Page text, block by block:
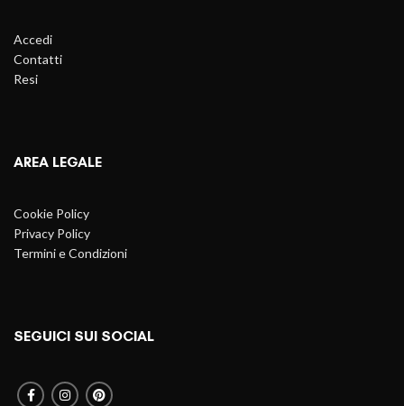
Accedi
Contatti
Resi
AREA LEGALE
Cookie Policy
Privacy Policy
Termini e Condizioni
SEGUICI SUI SOCIAL